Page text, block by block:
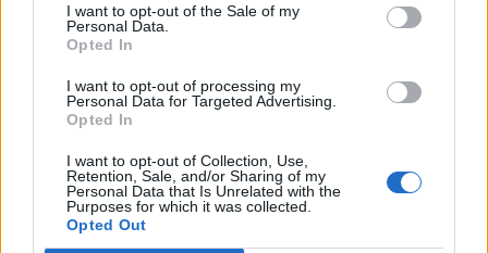
I want to opt-out of the Sale of my
Personal Data.
Opted In
I want to opt-out of processing my
Personal Data for Targeted Advertising.
Opted In
I want to opt-out of Collection, Use,
Retention, Sale, and/or Sharing of my
Personal Data that Is Unrelated with the
Purposes for which it was collected.
Opted Out